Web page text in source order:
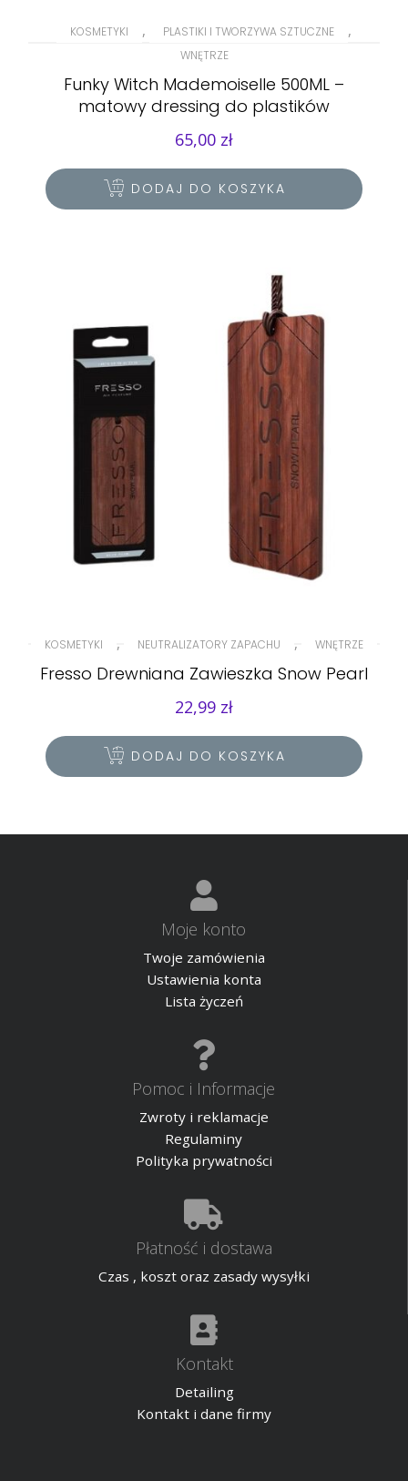
KOSMETYKI , PLASTIKI I TWORZYWA SZTUCZNE ,
WNĘTRZE
Funky Witch Mademoiselle 500ML –
matowy dressing do plastików
65,00 zł
DODAJ DO KOSZYKA
KOSMETYKI , NEUTRALIZATORY ZAPACHU , WNĘTRZE
Fresso Drewniana Zawieszka Snow Pearl
22,99 zł
DODAJ DO KOSZYKA
Moje konto
Twoje zamówienia
Ustawienia konta
Lista życzeń
Pomoc i Informacje
Zwroty i reklamacje
Regulaminy
Polityka prywatności
Płatność i dostawa
Czas , koszt oraz zasady wysyłki
Kontakt
Detailing
Kontakt i dane firmy